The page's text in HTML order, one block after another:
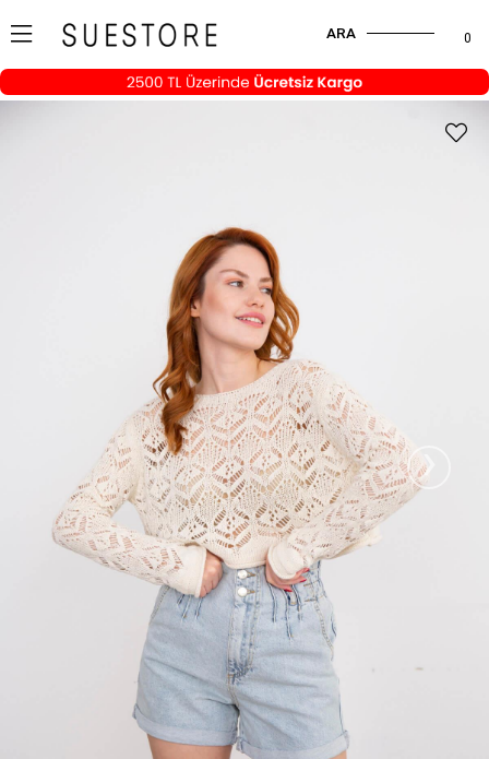
0
ARA
›